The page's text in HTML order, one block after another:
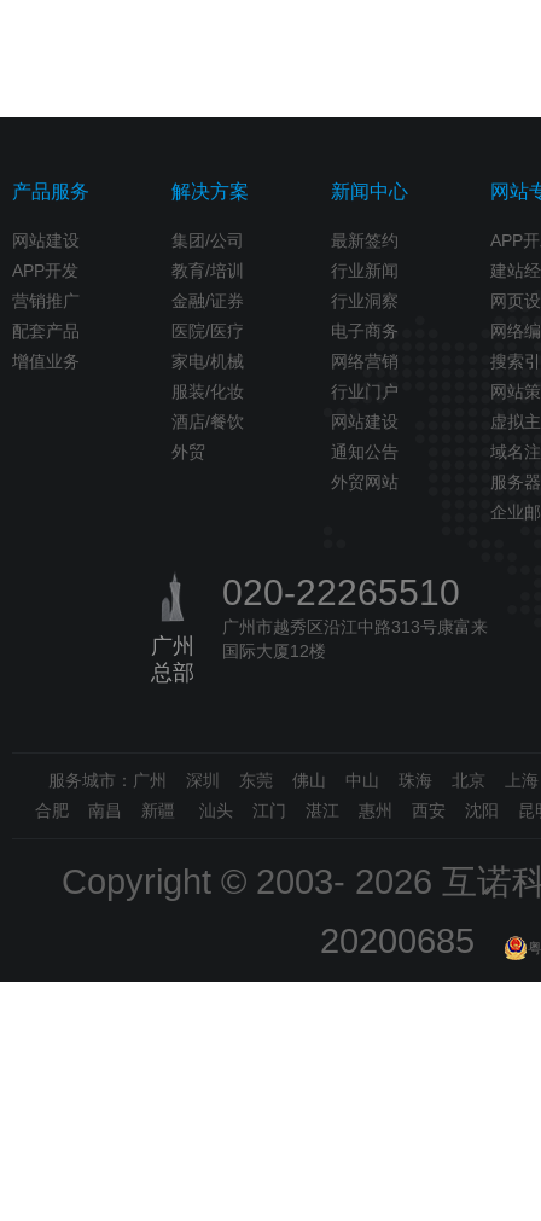
产品服务
网站建设
APP开发
营销推广
配套产品
增值业务
解决方案
集团/公司
教育/培训
金融/证券
医院/医疗
家电/机械
服装/化妆
酒店/餐饮
外贸
新闻中心
最新签约
行业新闻
行业洞察
电子商务
网络营销
行业门户
网站建设
通知公告
外贸网站
网站
APP
建站
网页
网络
搜索
网站
虚拟
域名
服务器
企业
广州
总部
020-22265510
广州市越秀区沿江中路313号康富来
国际大厦12楼
服务城市：广州 深圳 东莞 佛山 中山 珠海 北京
合肥 南昌 新疆 汕头 江门 湛江 惠州 西安 沈阳
Copyright © 2003- 2026 互诺
20200685